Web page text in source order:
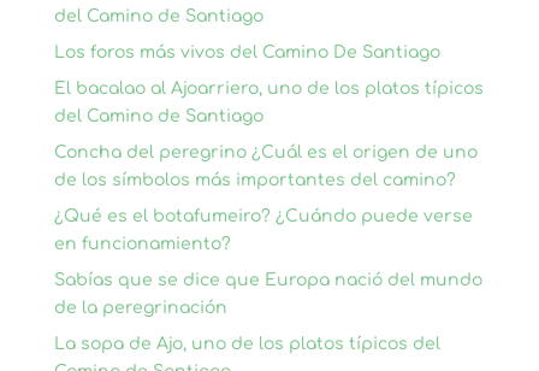
del Camino de Santiago
Los foros más vivos del Camino De Santiago
El bacalao al Ajoarriero, uno de los platos típicos
del Camino de Santiago
Concha del peregrino ¿Cuál es el origen de uno
de los símbolos más importantes del camino?
¿Qué es el botafumeiro? ¿Cuándo puede verse
en funcionamiento?
Sabías que se dice que Europa nació del mundo
de la peregrinación
La sopa de Ajo, uno de los platos típicos del